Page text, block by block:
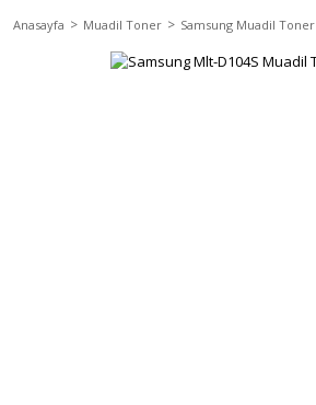
Anasayfa Muadil Toner Samsung Muadil Toner